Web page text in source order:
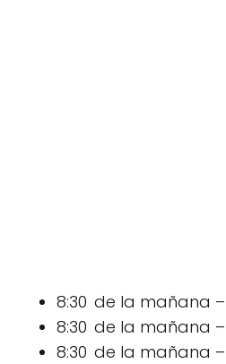
8:30 de la mañana
8:30 de la mañana
8:30 de la mañana